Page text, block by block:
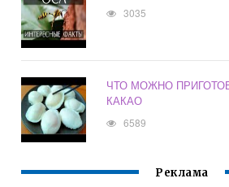
3035
ЧТО МОЖНО
КАКАО
6589
Реклама